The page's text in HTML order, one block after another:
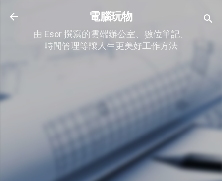
跳到主要內容
電腦玩物
由 Esor 撰寫的雲端辦公室、數位筆記、
時間管理等讓人生更美好工作方法